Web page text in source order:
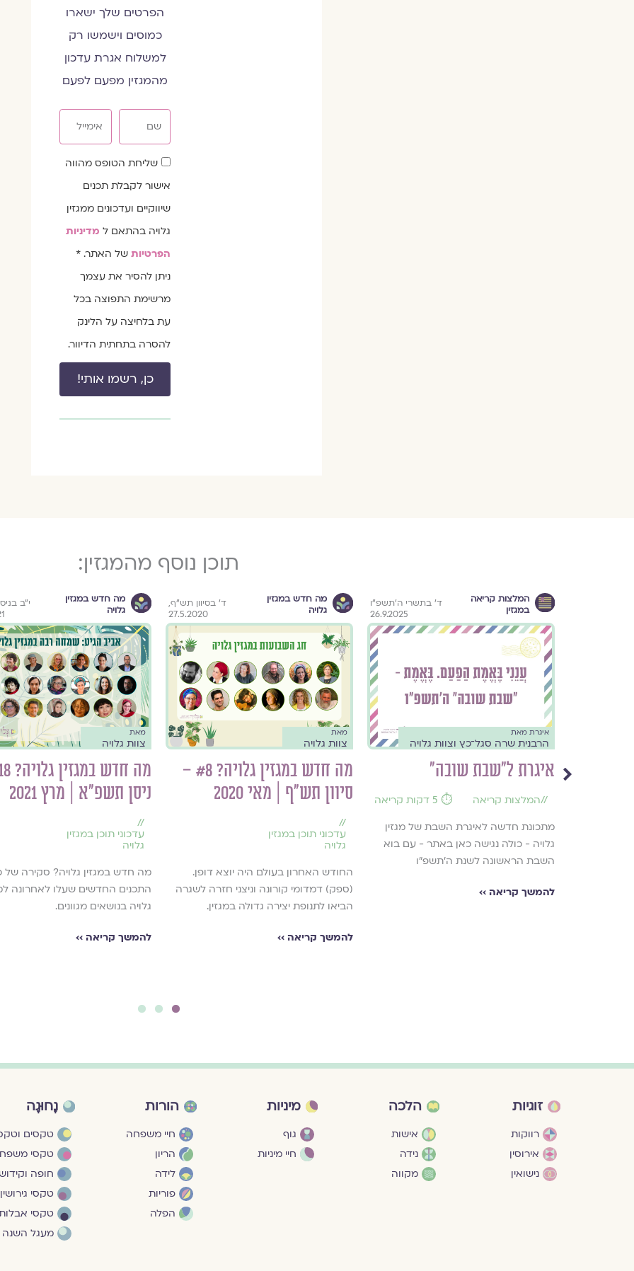
הפרטים שלך ישארו
כמוסים וישמשו רק
למשלוח אגרת עדכון
מהמגזין מפעם לפעם
שדהשליחת הטופס מהווה
אישור לקבלת תכנים
שיווקיים ועדכונים ממגזין
גלויה בהתאם למדיניות
הפרטיותשל האתר. *
ניתן להסיר את עצמך
מרשימת התפוצה בכל
עת בלחיצה על הלינק
להסרה בתחתית הדיוור.
כן, רשמו אותי!
תוכן נוסף מהמגזין:
המלצות קריאה
במגזין
ד׳ בתשרי ה׳תשפ״ו
26.9.2025
איגרת מאת
הרבנית שרה סגל־כץ וצוות גלויה
איגרת ל״שבת שובה״
//המלצות קריאה
⏱️ 5 דקות קריאה
מתכונת חדשה לאיגרת השבת של מגזין
גלויה - כולה נגישה כאן באתר - עם בוא
השבת הראשונה לשנת ה׳תשפ״ו
להמשך קריאה ››
מה חדש במגזין
גלויה
ד' בסיוון תש"ף,
27.5.2020
מאת
צוות גלויה
מה חדש במגזין גלויה? #8 –
סיוון תש"ף | מאי 2020
//
עדכוני תוכן במגזין
גלויה
החודש האחרון בעולם היה יוצא דופן.
(ספק) דמדומי קורונה וניצני חזרה לשגרה
הביאו לתנופת יצירה גדולה במגזין.
להמשך קריאה ››
מה חדש במגזין
גלויה
י״ב
מאת
צוות גלויה
ניסן תשפ"א | מרץ 2021
//
עדכוני תוכן במגזין
גלויה
מה חדש במגזין גלויה? סקירה של
התכנים החדשים שעלו לאחרונה
גלויה בנושאים מגוונים.
להמשך קריאה ››
1
זוגיות
רווקות
אירוסין
נישואין
הלכה
אישות
נידה
מקווה
מיניות
גוף
חיי מיניות
הורות
חיי משפחה
הריון
לידה
פוריות
הפלה
נָחוּגָה
טקסים
טקסי
חופה
טקסי גירושין
טקסי
מעגל השנה